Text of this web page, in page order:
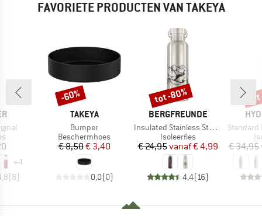
FAVORIETE PRODUCTEN VAN TAKEYA
+4
(8)
MERK
TAKEYA
Artikel
Bumper
Productgroep
Beschermhoes
Prijs
€ 8,50Verlaagde prijs
€ 3,40
0,0(0)
Korting
-60%
MERK
BERGFREUNDE
Artikel
Insulated Stainless Steel Bottle 500ml
Productgroep
Isoleerfles
Prijs
€ 24,95 Verlaagde prijs
vanaf€ 4,99
4,4(16)
Korting
tot -80%
Artikel
Standard Mouth
€ 34,95